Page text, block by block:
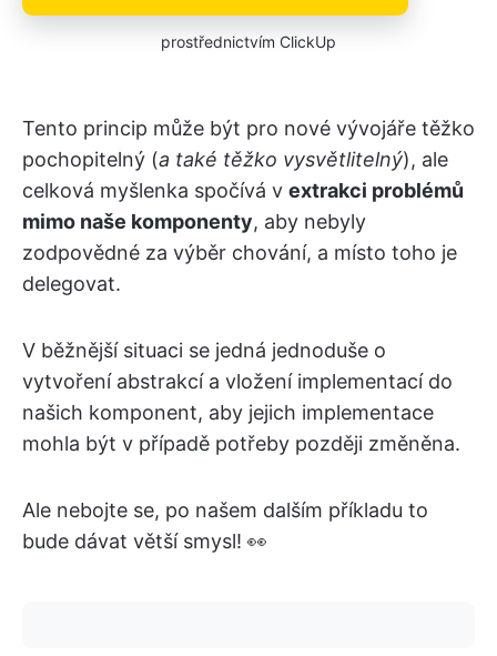
prostřednictvím ClickUp
Tento princip může být pro nové vývojáře těžko
pochopitelný (a také těžko vysvětlitelný), ale
celková myšlenka spočívá v extrakci problémů
mimo naše komponenty, aby nebyly
zodpovědné za výběr chování, a místo toho je
delegovat.
V běžnější situaci se jedná jednoduše o
vytvoření abstrakcí a vložení implementací do
našich komponent, aby jejich implementace
mohla být v případě potřeby později změněna.
Ale nebojte se, po našem dalším příkladu to
bude dávat větší smysl! 👀